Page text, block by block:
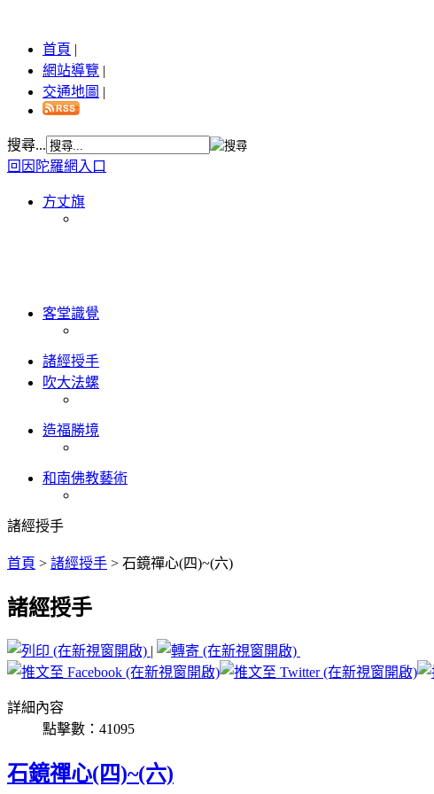
首頁 |
網站導覽 |
交通地圖 |
搜尋...
回因陀羅網入口
方丈旗
客堂識覺
諸經授手
吹大法螺
造福勝境
和南佛教藝術
諸經授手
首頁 > 諸經授手 > 石鏡禪心(四)~(六)
諸經授手
|
詳細內容
點擊數：41095
石鏡禪心(四)~(六)